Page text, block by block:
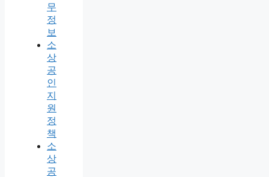
무
정
보
소
상
공
인
지
원
정
책
소
상
공